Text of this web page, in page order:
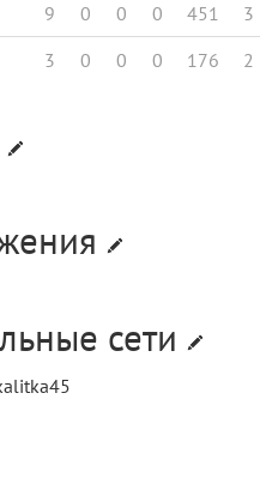
9 0 0 0 451 3
3 0 0 0 176 2
сети